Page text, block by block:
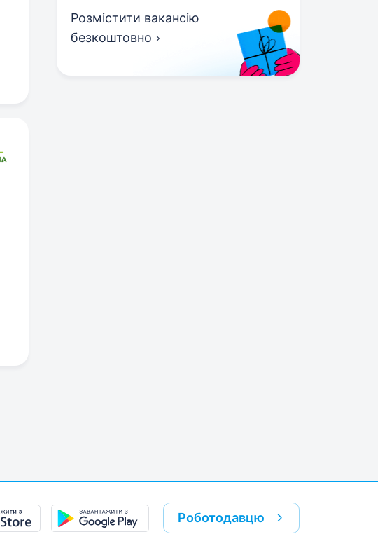
Розмістити вакансію
безкоштовно
Роботодавцю